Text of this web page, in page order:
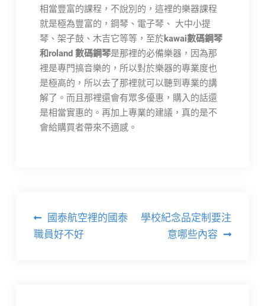
相當豐富的課程，不說別的，這裡的樂器課程
就是極為豐富的，鋼琴、電子琴、 大中小提
琴、架子鼓、木吉它等等，至於kawai數碼鋼琴
和roland 數碼鋼琴是那裡的必備樂器，因為那
裡是專門搞音樂的，所以對於樂器的專業度也
是極高的，所以去了那裡就可以聽到專業的講
解了。而且那裡還會有眾多優惠，購入的話還
是相當實惠的。再加上專業的建議，真的是不
會給購買者帶來不適感。
文
章
國泰航空裡的國泰
職員好不好
學校紀念品定制要注
意哪些內容